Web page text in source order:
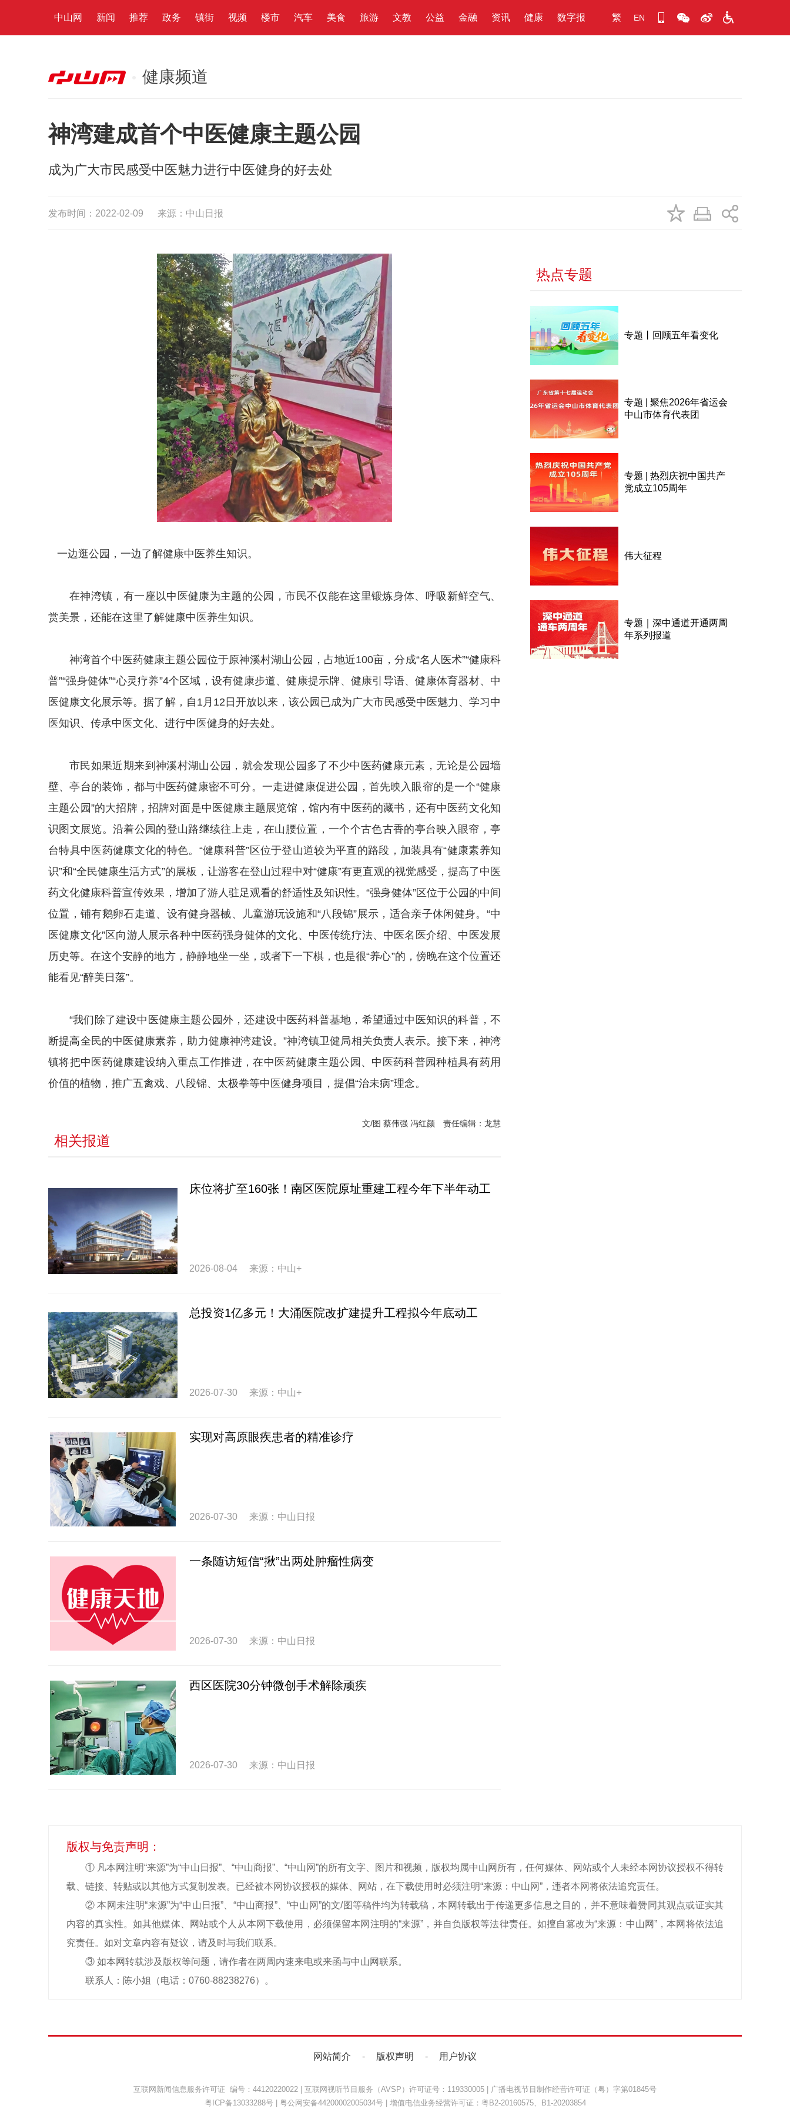
中山网 新闻 推荐 政务 镇街 视频 楼市 汽车 美食 旅游 文教 公益 金融 资讯 健康 数字报 繁 EN
健康频道
神湾建成首个中医健康主题公园
成为广大市民感受中医魅力进行中医健身的好去处
发布时间：2022-02-09 来源：中山日报
一边逛公园，一边了解健康中医养生知识。
在神湾镇，有一座以中医健康为主题的公园，市民不仅能在这里锻炼身体、呼吸新鲜空气、
赏美景，还能在这里了解健康中医养生知识。
神湾首个中医药健康主题公园位于原神溪村湖山公园，占地近100亩，分成“名人医术”“健康科
普”“强身健体”“心灵疗养”4个区域，设有健康步道、健康提示牌、健康引导语、健康体育器材、中
医健康文化展示等。据了解，自1月12日开放以来，该公园已成为广大市民感受中医魅力、学习中
医知识、传承中医文化、进行中医健身的好去处。
市民如果近期来到神溪村湖山公园，就会发现公园多了不少中医药健康元素，无论是公园墙
壁、亭台的装饰，都与中医药健康密不可分。一走进健康促进公园，首先映入眼帘的是一个“健康
主题公园”的大招牌，招牌对面是中医健康主题展览馆，馆内有中医药的藏书，还有中医药文化知
识图文展览。沿着公园的登山路继续往上走，在山腰位置，一个个古色古香的亭台映入眼帘，亭
台特具中医药健康文化的特色。“健康科普”区位于登山道较为平直的路段，加装具有“健康素养知
识”和“全民健康生活方式”的展板，让游客在登山过程中对“健康”有更直观的视觉感受，提高了中医
药文化健康科普宣传效果，增加了游人驻足观看的舒适性及知识性。“强身健体”区位于公园的中间
位置，铺有鹅卵石走道、设有健身器械、儿童游玩设施和“八段锦”展示，适合亲子休闲健身。“中
医健康文化”区向游人展示各种中医药强身健体的文化、中医传统疗法、中医名医介绍、中医发展
历史等。在这个安静的地方，静静地坐一坐，或者下一下棋，也是很“养心”的，傍晚在这个位置还
能看见“醉美日落”。
“我们除了建设中医健康主题公园外，还建设中医药科普基地，希望通过中医知识的科普，不
断提高全民的中医健康素养，助力健康神湾建设。”神湾镇卫健局相关负责人表示。接下来，神湾
镇将把中医药健康建设纳入重点工作推进，在中医药健康主题公园、中医药科普园种植具有药用
价值的植物，推广五禽戏、八段锦、太极拳等中医健身项目，提倡“治未病”理念。
文/图 蔡伟强 冯红颜 责任编辑：龙慧
相关报道
床位将扩至160张！南区医院原址重建工程今年下半年动工
2026-08-04 来源：中山+
总投资1亿多元！大涌医院改扩建提升工程拟今年底动工
2026-07-30 来源：中山+
实现对高原眼疾患者的精准诊疗
2026-07-30 来源：中山日报
一条随访短信“揪”出两处肿瘤性病变
2026-07-30 来源：中山日报
西区医院30分钟微创手术解除顽疾
2026-07-30 来源：中山日报
热点专题
专题丨回顾五年看变化
专题 | 聚焦2026年省运会
中山市体育代表团
专题 | 热烈庆祝中国共产
党成立105周年
伟大征程
专题｜深中通道开通两周
年系列报道
版权与免责声明：
① 凡本网注明“来源”为“中山日报”、“中山商报”、“中山网”的所有文字、图片和视频，版权均属中山网所有，任何媒体、网站或个人未经本网协议授权不得转
载、链接、转贴或以其他方式复制发表。已经被本网协议授权的媒体、网站，在下载使用时必须注明“来源：中山网”，违者本网将依法追究责任。
② 本网未注明“来源”为“中山日报”、“中山商报”、“中山网”的文/图等稿件均为转载稿，本网转载出于传递更多信息之目的，并不意味着赞同其观点或证实其
内容的真实性。如其他媒体、网站或个人从本网下载使用，必须保留本网注明的“来源”，并自负版权等法律责任。如擅自篡改为“来源：中山网”，本网将依法追
究责任。如对文章内容有疑议，请及时与我们联系。
③ 如本网转载涉及版权等问题，请作者在两周内速来电或来函与中山网联系。
联系人：陈小姐（电话：0760-88238276）。
网站简介 - 版权声明 - 用户协议
互联网新闻信息服务许可证 编号：44120220022 互联网视听节目服务（AVSP）许可证号：119330005
广播电视节目制作经营许可证（粤）字第01845号
粤ICP备13033288号| 粤公网安备44200002005034号| 增值电信业务经营许可证： 粤B2-20160575、 B1-20203854